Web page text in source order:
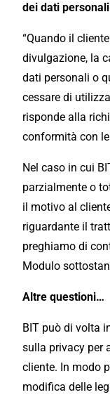
dei dati
“Quando il
divulgazione, la
dati personali o
cessare di
risponde alla
conformità con
Nel caso in cui
parzialmente o
il motivo al
riguardante il
preghiamo di
Modulo
Altre questioni…
BIT può di volta
sulla privacy per
cliente. In modo
modifica delle